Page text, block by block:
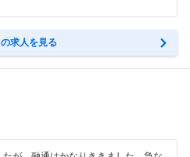
求人を見る